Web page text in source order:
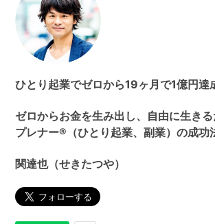
索
す
ひとり起業でゼロから19ヶ月で1億円達
ゼロからお金を生み出し、自由に生き
プレナー®（ひとり起業、副業）の成功
関達也（せきたつや）